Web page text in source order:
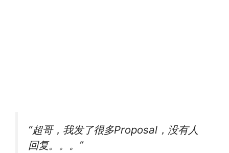
“超哥，我发了很多Proposal，没有人
回复。。。”